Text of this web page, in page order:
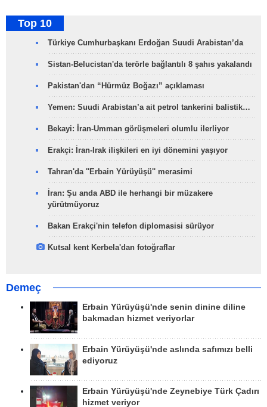
Top 10
Türkiye Cumhurbaşkanı Erdoğan Suudi Arabistan’da
Sistan-Belucistan'da terörle bağlantılı 8 şahıs yakalandı
Pakistan'dan “Hürmüz Boğazı” açıklaması
Yemen: Suudi Arabistan’a ait petrol tankerini balistik…
Bekayi: İran-Umman görüşmeleri olumlu ilerliyor
Erakçi: İran-Irak ilişkileri en iyi dönemini yaşıyor
Tahran'da ''Erbain Yürüyüşü'' merasimi
İran: Şu anda ABD ile herhangi bir müzakere
yürütmüyoruz
Bakan Erakçi'nin telefon diplomasisi sürüyor
Kutsal kent Kerbela'dan fotoğraflar
Demeç
Erbain Yürüyüşü'nde senin dinine diline
bakmadan hizmet veriyorlar
Erbain Yürüyüşü'nde aslında safımızı belli
ediyoruz
Erbain Yürüyüşü'nde Zeynebiye Türk Çadırı
hizmet veriyor